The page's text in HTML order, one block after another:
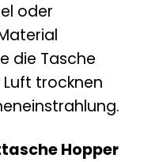
oder
die Tasche
trocknen
Hopper